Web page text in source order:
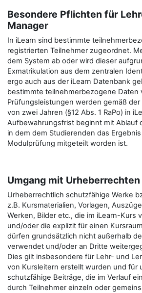
Besondere Pflichten für
Manager
In iLearn sind bestimmte
registrierten Teilnehmer zugeordnet.
dem System ab oder wird dieser
Exmatrikulation aus dem zentralen
ergo auch aus der iLearn Datenbank
bestimmte teilnehmerbezogene Daten
Prüfungsleistungen werden gemäß
von zwei Jahren (§12 Abs. 1 RaPo) in
Aufbewahrungsfrist beginnt mit Ablauf
in dem dem Studierenden das
Modulprüfung mitgeteilt worden ist.
Umgang mit Urheberrechten
Urheberrechtlich schutzfähige Werke
z.B. Kursmaterialien, Vorlagen,
Werken, Bilder etc., die im iLearn-Kurs
und/oder die explizit für einen
dürfen grundsätzlich nicht außerhalb
verwendet und/oder an Dritte
Dies gilt insbesondere für Lehr- und
von Kursleitern erstellt wurden und für
schutzfähige Beiträge, die im Verlauf
durch Teilnehmer einzeln oder